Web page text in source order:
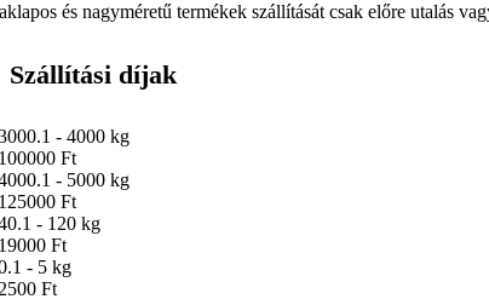
és nagyméretű termékek szállítását csak előre utalás
Szállítási díjak
- 4000 kg
Ft
- 5000 kg
Ft
- 120 kg
Ft
- 5 kg
Ft